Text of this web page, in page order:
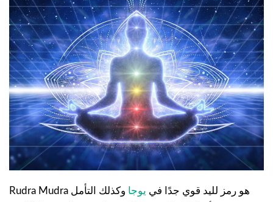
Rudra Mudra هو رمز لليد قوي جدًا في يوجا وكذلك التأمل